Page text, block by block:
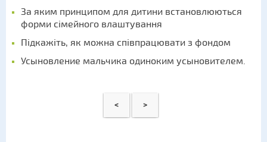
За яким принципом для дитини встановлюються
форми сімейного влаштування
Підкажіть, як можна співпрацювати з фондом
Усыновление мальчика одиноким усыновителем.
< >